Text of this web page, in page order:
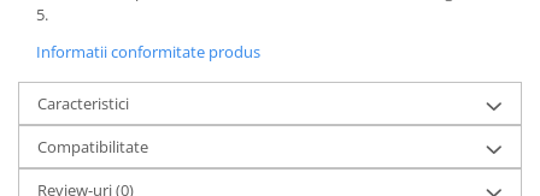
HTC
Iphone
IPOD
Lenovo
5.
Informatii conformitate produs
Caracteristici
Compatibilitate
Review-uri(0)